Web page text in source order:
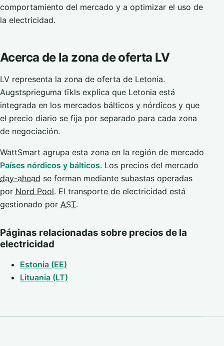
comportamiento del mercado y a optimizar el uso de
la electricidad.
Acerca de la zona de oferta LV
LV representa la zona de oferta de Letonia.
Augstsprieguma tīkls explica que Letonia está
integrada en los mercados bálticos y nórdicos y que
el precio diario se fija por separado para cada zona
de negociación.
WattSmart agrupa esta zona en la región de mercado
Países nórdicos y bálticos. Los precios del mercado
day-ahead se forman mediante subastas operadas
por Nord Pool. El transporte de electricidad está
gestionado por AST.
Páginas relacionadas sobre precios de la
electricidad
Estonia (EE)
Lituania (LT)